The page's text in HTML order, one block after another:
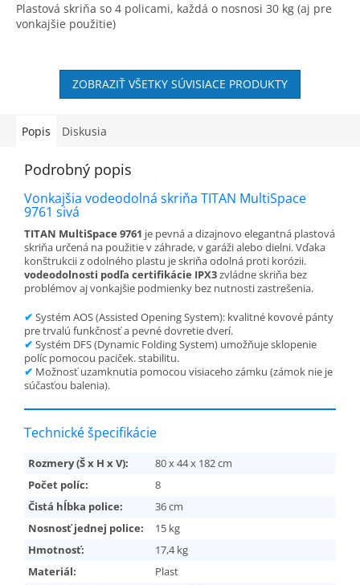
O
Plastová skriňa so 4 policami, každá o nosnosi 30 kg (aj pre
vonkajšie použitie)
ZOBRAZIŤ VŠETKY SÚVISIACE PRODUKTY
Popis Diskusia
Podrobný popis
Vonkajšia vodeodolná skriňa TITAN MultiSpace
9761 sivá
TITAN MultiSpace 9761 je pevná a dizajnovo elegantná plastová
skriňa určená na použitie v záhrade, v garáži alebo dielni. Vďaka
konštrukcii z odolného plastu je skriňa odolná proti korózii.
vodeodolnosti podľa certifikácie IPX3zvládne skriňa bez
problémov aj vonkajšie podmienky bez nutnosti zastrešenia.
✔ Systém AOS (Assisted Opening System): kvalitné kovové pánty
pre trvalú funkčnosť a pevné dovretie dverí.
✔ Systém DFS (Dynamic Folding System) umožňuje sklopenie
políc pomocou paciček. stabilitu.
✔ Možnosť uzamknutia pomocou visiaceho zámku (zámok nie je
súčasťou balenia).
Technické špecifikácie
Rozmery (Š x H x V):
80 x 44 x 182 cm
Počet políc:
8
Čistá hĺbka police:
36 cm
Nosnosť jednej police:
15 kg
Hmotnosť:
17,4 kg
Materiál:
Plast